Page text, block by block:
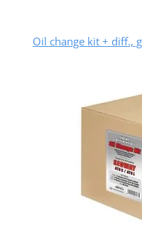
Oil change kit + diff.,